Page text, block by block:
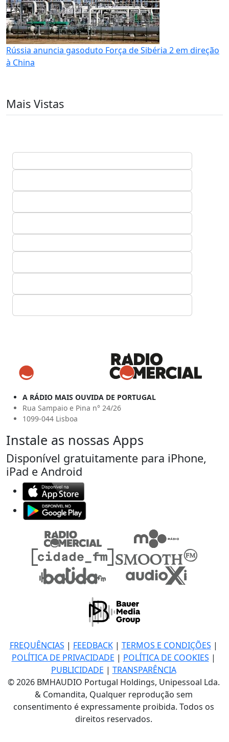
Rússia anuncia gasoduto Força de Sibéria 2 em direção
à China
Mais Vistas
A RÁDIO MAIS OUVIDA DE PORTUGAL
Rua Sampaio e Pina n° 24/26
1099-044 Lisboa
Instale as nossas Apps
Disponível gratuitamente para iPhone,
iPad e Android
FREQUÊNCIAS | FEEDBACK| TERMOS E CONDIÇÕES |
POLÍTICA DE PRIVACIDADE | POLÍTICA DE COOKIES |
PUBLICIDADE | TRANSPARÊNCIA
© 2026 BMHAUDIO Portugal Holdings, Unipessoal Lda.
& Comandita, Qualquer reprodução sem
consentimento é expressamente proibida. Todos os
direitos reservados.